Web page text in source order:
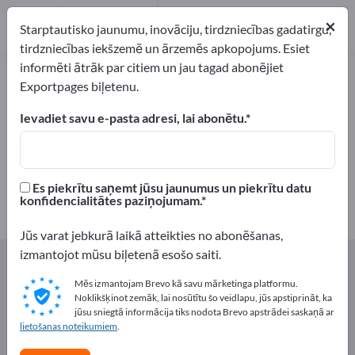
Sēnes – atrodiet ražotājus un
piegādātājus
Izplatītāji
1
Ražotājs2
Izplatītāji1
Exportpages
Pārtika un dzērieni
Dārzeņu pārtikas produkti
Sēnes
Reklāmējieties bez maksas
Exportpages!
×
Starptautisko jaunumu, inovāciju, tirdzniecības gadatirgu,
tirdzniecības iekšzemē un ārzemēs apkopojums. Esiet
informēti ātrāk par citiem un jau tagad abonējiet
Exportpages biļetenu.
Ievadiet savu e-pasta adresi, lai abonētu.
Es piekrītu saņemt jūsu jaunumus un piekrītu datu
konfidencialitātes paziņojumam.
Jūs varat jebkurā laikā atteikties no abonēšanas,
izmantojot mūsu biļetenā esošo saiti.
Mēs izmantojam Brevo kā savu mārketinga platformu.
Noklikšķinot zemāk, lai nosūtītu šo veidlapu, jūs apstiprināt, ka
jūsu sniegtā informācija tiks nodota Brevo apstrādei saskaņā ar
lietošanas noteikumiem.